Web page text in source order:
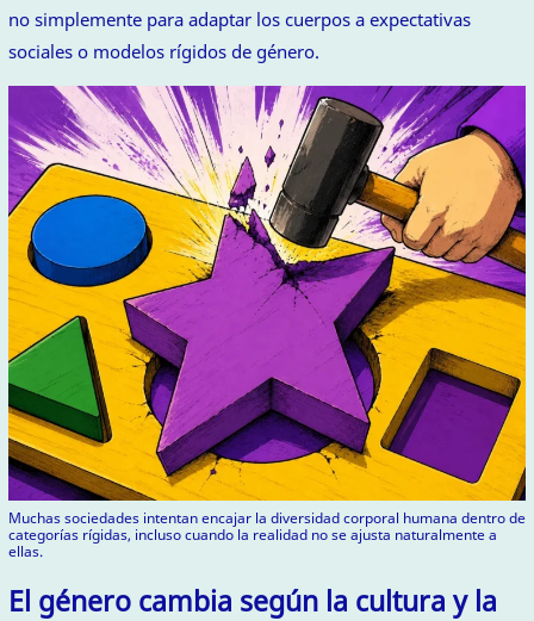
no simplemente para adaptar los cuerpos a expectativas
sociales o modelos rígidos de género.
Muchas sociedades intentan encajar la diversidad corporal humana dentro de
categorías rígidas, incluso cuando la realidad no se ajusta naturalmente a
ellas.
El género cambia según la cultura y la